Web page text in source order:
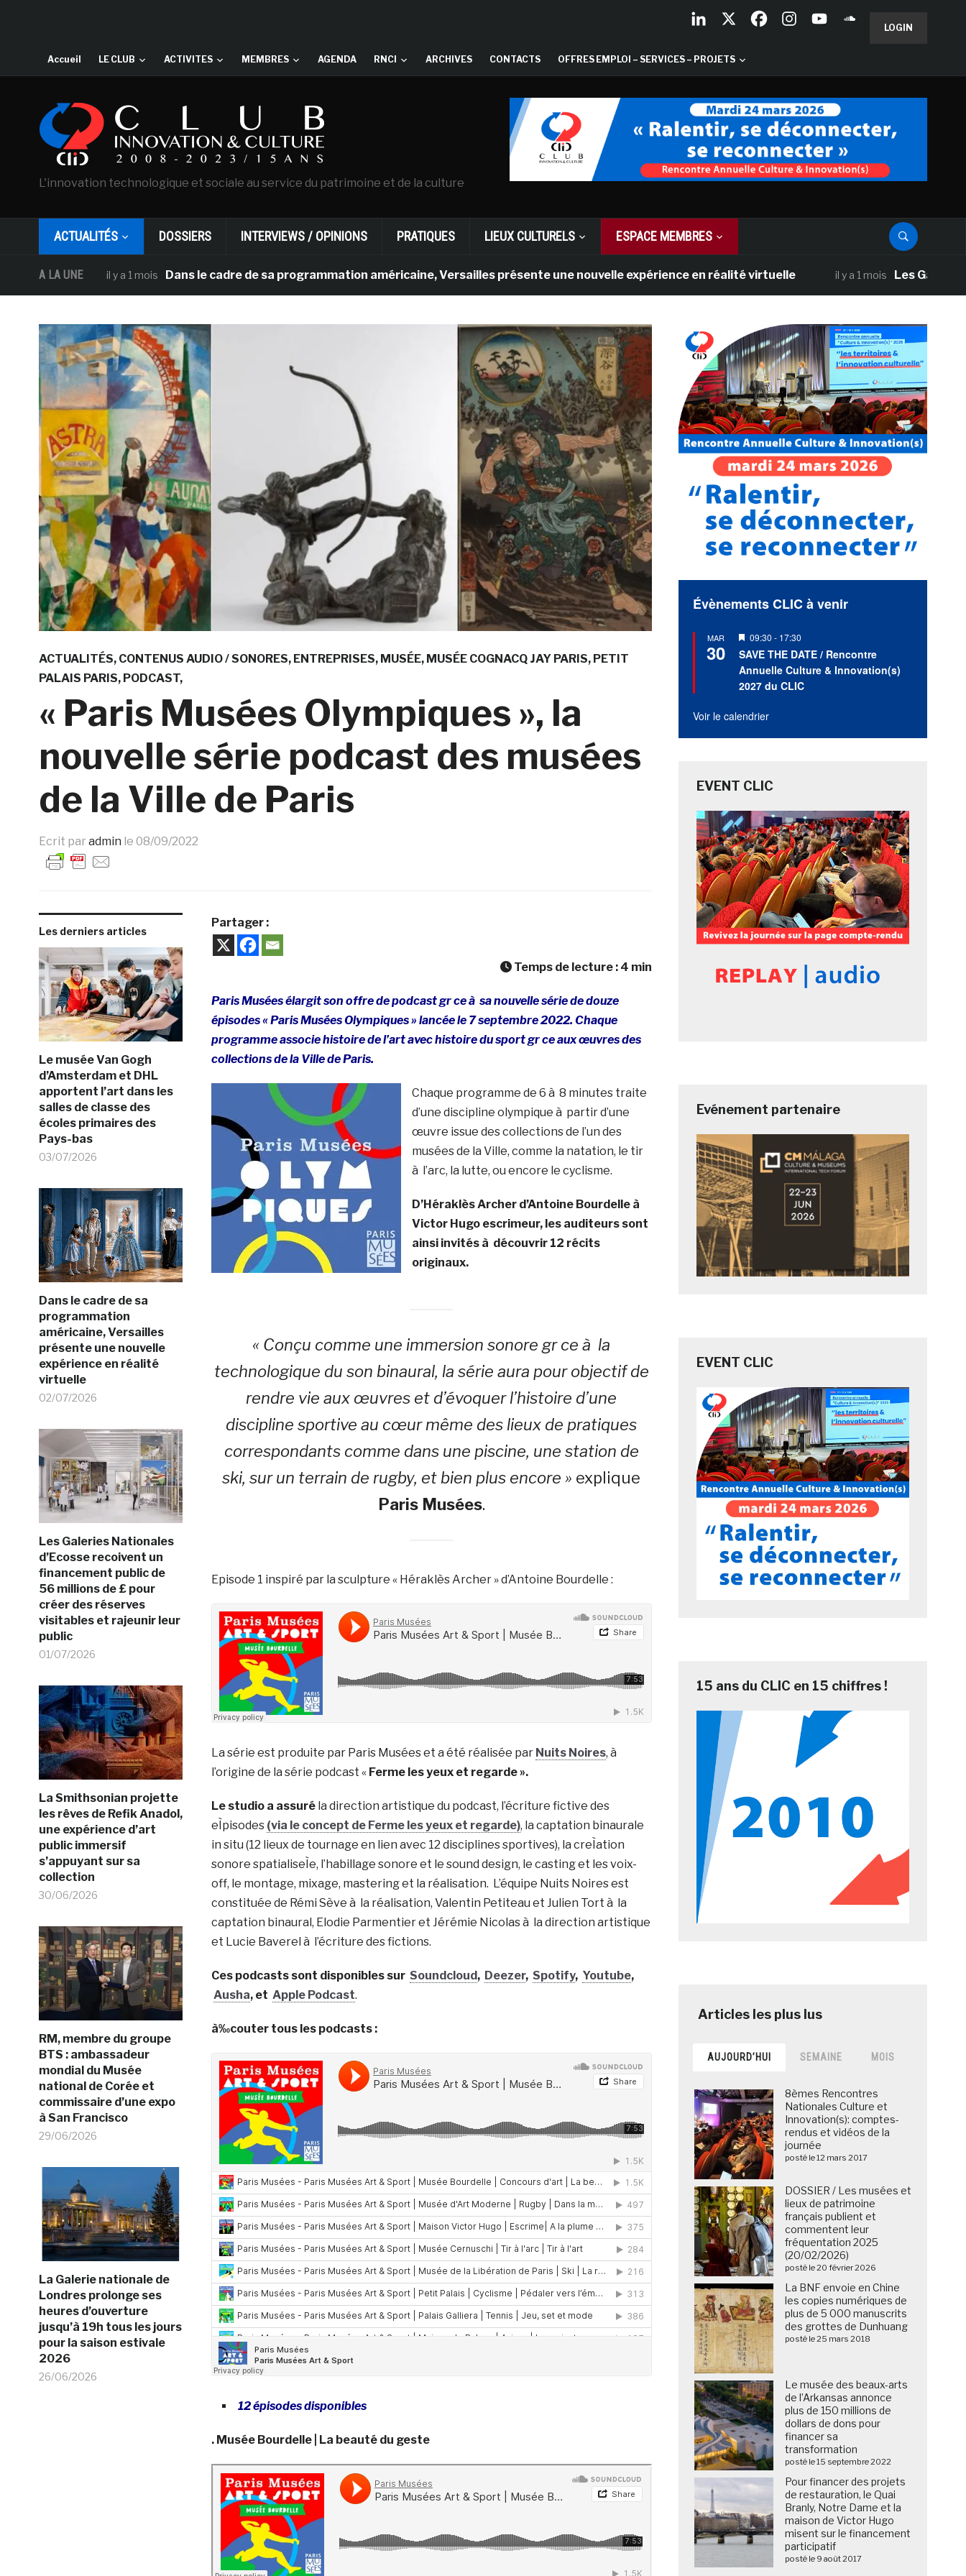
LOGIN
Accueil LE CLUB ACTIVITES MEMBRES AGENDA RNCI ARCHIVES CONTACTS OFFRES EMPLOI – SERVICES – PROJETS
L'innovation technologique et sociale au service du patrimoine et de la culture
ACTUALITÉS DOSSIERS INTERVIEWS / OPINIONS PRATIQUES LIEUX CULTURELS ESPACE MEMBRES
A LA UNE
il y a 1 mois Dans le cadre de sa programmation américaine, Versailles présente une nouvelle expérience en réalité virtuelle il y a 1 mois Les Galeries
ACTUALITÉS CONTENUS AUDIO / SONORES ENTREPRISES MUSÉE MUSÉE COGNACQ JAY PARIS PETIT
PALAIS PARIS PODCAST
« Paris Musées Olympiques », la
nouvelle série podcast des musées
de la Ville de Paris
Ecrit par admin le 08/09/2022
Les derniers articles
Le musée Van Gogh
d’Amsterdam et DHL
apportent l’art dans les
salles de classe des
écoles primaires des
Pays-bas
03/07/2026
Dans le cadre de sa
programmation
américaine, Versailles
présente une nouvelle
expérience en réalité
virtuelle
02/07/2026
Les Galeries Nationales
d’Ecosse recoivent un
financement public de
56 millions de £ pour
créer des réserves
visitables et rajeunir leur
public
01/07/2026
La Smithsonian projette
les rêves de Refik Anadol,
une expérience d’art
public immersif
s’appuyant sur sa
collection
30/06/2026
RM, membre du groupe
BTS : ambassadeur
mondial du Musée
national de Corée et
commissaire d’une expo
à San Francisco
29/06/2026
La Galerie nationale de
Londres prolonge ses
heures d’ouverture
jusqu’à 19h tous les jours
pour la saison estivale
2026
26/06/2026
Partager :
Temps de lecture : 4 min
Paris Musées élargit son offre de podcast gr ce à sa nouvelle série de douze
épisodes « Paris Musées Olympiques » lancée le 7 septembre 2022. Chaque
programme associe histoire de l’art avec histoire du sport gr ce aux œuvres des
collections de la Ville de Paris.
Chaque programme de 6 à 8 minutes traite
d’une discipline olympique à partir d’une
œuvre issue des collections de l’un des
musées de la Ville, comme la natation, le tir
à l’arc, la lutte, ou encore le cyclisme.
D’Héraklès Archer d’Antoine Bourdelle à
Victor Hugo escrimeur, les auditeurs sont
ainsi invités à découvrir 12 récits
originaux.
« Conçu comme une immersion sonore gr ce à la
technologique du son binaural, la série aura pour objectif de
rendre vie aux œuvres et d’évoquer l’histoire d’une
discipline sportive au cœur même des lieux de pratiques
correspondants comme dans une piscine, une station de
ski, sur un terrain de rugby, et bien plus encore » explique
Paris Musées.
Episode 1 inspiré par la sculpture « Héraklès Archer » d’Antoine Bourdelle :
La série est produite par Paris Musées et a été réalisée par Nuits Noires, à
l’origine de la série podcast « Ferme les yeux et regarde ».
Le studio a assuré la direction artistique du podcast, l’écriture fictive des
eÌpisodes (via le concept de Ferme les yeux et regarde), la captation binaurale
in situ (12 lieux de tournage en lien avec 12 disciplines sportives), la creÌation
sonore spatialiseÌe, l’habillage sonore et le sound design, le casting et les voix-
off, le montage, mixage, mastering et la réalisation. L’équipe Nuits Noires est
constituée de Rémi Sève à la réalisation, Valentin Petiteau et Julien Tort à la
captation binaural, Elodie Parmentier et Jérémie Nicolas à la direction artistique
et Lucie Baverel à l’écriture des fictions.
Ces podcasts sont disponibles sur Soundcloud, Deezer, Spotify, Youtube,
Ausha, et Apple Podcast.
à‰couter tous les podcasts :
12 épisodes disponibles
. Musée Bourdelle | La beauté du geste
Évènements CLIC à venir
MAR
30
Mis
en
avant
09:30 - 17:30
SAVE THE DATE / Rencontre
Annuelle Culture & Innovation(s)
2027 du CLIC
Voir le calendrier
EVENT CLIC
Evénement partenaire
EVENT CLIC
15 ans du CLIC en 15 chiffres !
AUJOURD’HUI SEMAINE MOIS
8èmes Rencontres
Nationales Culture et
Innovation(s): comptes-
rendus et vidéos de la
journée
posté le 12 mars 2017
DOSSIER / Les musées et
lieux de patrimoine
français publient et
commentent leur
fréquentation 2025
(20/02/2026)
posté le 20 février 2026
La BNF envoie en Chine
les copies numériques de
plus de 5 000 manuscrits
des grottes de Dunhuang
posté le 25 mars 2018
Le musée des beaux-arts
de l’Arkansas annonce
plus de 150 millions de
dollars de dons pour
financer sa
transformation
posté le 15 septembre 2022
Pour financer des projets
de restauration, le Quai
Branly, Notre Dame et la
maison de Victor Hugo
misent sur le financement
participatif
posté le 9 août 2017